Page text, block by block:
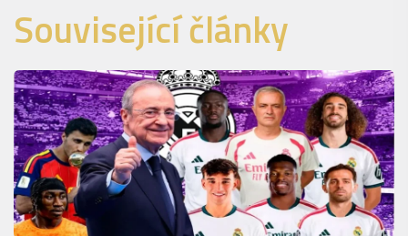
Související články